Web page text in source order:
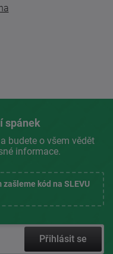
spánek
budete o všem vědět
informace.
kód na SLEVU
Přihlásit se